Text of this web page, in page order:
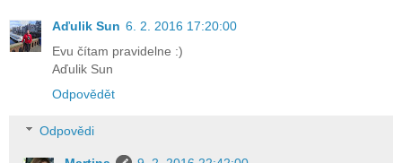
Aďulik Sun 6. 2. 2016 17:20:00
Evu čítam pravidelne :)
Aďulik Sun
Odpovědět
Odpovědi